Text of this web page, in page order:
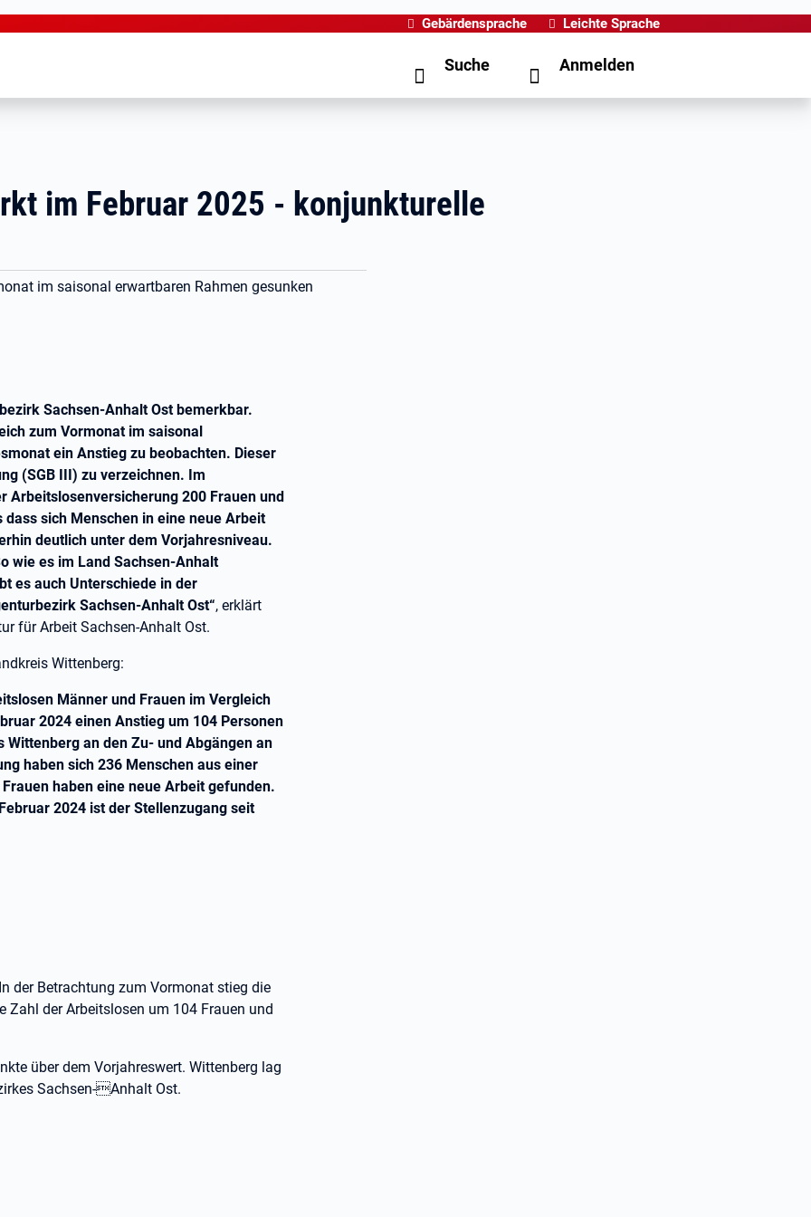
Gebärdensprache Leichte Sprache
Suche Anmelden
im Februar 2025 - konjunkturelle
im saisonal erwartbaren Rahmen gesunken
Sachsen-Anhalt Ost bemerkbar.
zum Vormonat im saisonal
ein Anstieg zu beobachten. Dieser
(SGB III) zu verzeichnen. Im
Arbeitslosenversicherung 200 Frauen und
sich Menschen in eine neue Arbeit
deutlich unter dem Vorjahresniveau.
wie es im Land Sachsen-Anhalt
es auch Unterschiede in der
Sachsen-Anhalt Ost“, erklärt
für Arbeit Sachsen-Anhalt Ost.
Wittenberg:
Männer und Frauen im Vergleich
2024 einen Anstieg um 104 Personen
an den Zu- und Abgängen an
haben sich 236 Menschen aus einer
haben eine neue Arbeit gefunden.
2024 ist der Stellenzugang seit
der Betrachtung zum Vormonat stieg die
Zahl der Arbeitslosen um 104 Frauen und
über dem Vorjahreswert. Wittenberg lag
Sachsen-Anhalt Ost.